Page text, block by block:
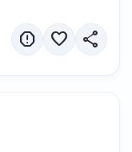
report favorite share